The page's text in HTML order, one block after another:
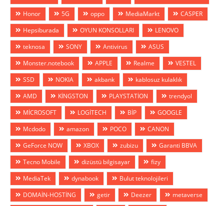
Honor
5G oppo MediaMarkt
CASPER
Hepsiburada
OYUN KONSOLLARI
LENOVO
teknosa
SONY Antivirus
ASUS
Monster.notebook
APPLE Realme
VESTEL
SSD
NOKIA akbank
kablosuz kulaklık
AMD
KİNGSTON PLAYSTATİON
trendyol
MİCROSOFT
LOGİTECH BİP
GOOGLE
Mcdodo
amazon POCO
CANON
GeForce NOW
XBOX zubizu
Garanti BBVA
Tecno Mobile
dizüstü bilgisayar
fizy
MediaTek
dynabook
Bulut teknolojileri
DOMAİN-HOSTİNG
getir Deezer
metaverse